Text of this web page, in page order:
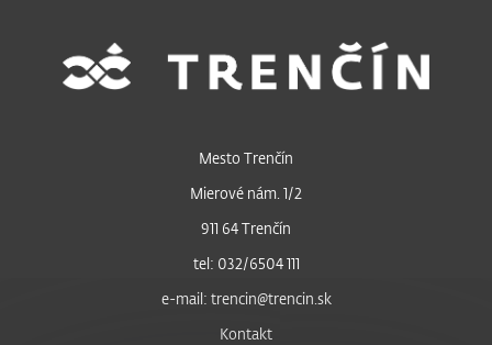
Mesto Trenčín
Mierové nám. 1/2
911 64 Trenčín
tel: 032/6504 111
e-mail: trencin@trencin.sk
Kontakt